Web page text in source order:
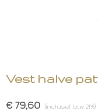
Vest halve
€ 79,60 (inclusief btw 21%)